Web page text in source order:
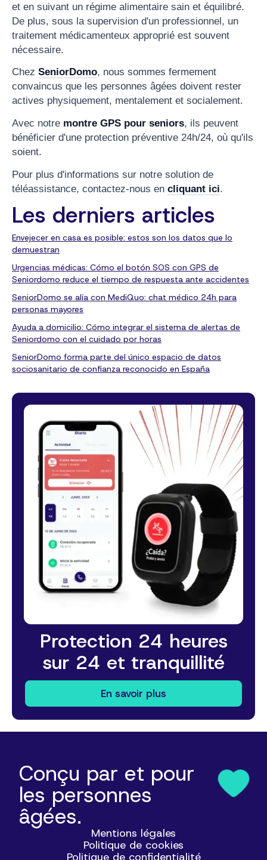
et en suivant un régime alimentaire sain et équilibré.
De plus, sous la supervision d'un professionnel, un
traitement médicamenteux approprié est souvent
nécessaire.
Chez SeniorDomo, nous sommes fermement
convaincus que les personnes âgées doivent rester
actives physiquement, mentalement et socialement.
Avec notre montre GPS pour seniors, ils peuvent
bénéficier d'une protection préventive 24h/24, où qu'ils
soient.
Pour plus d'informations sur notre solution de
téléassistance, contactez-nous en cliquant ici.
Les derniers articles
Envejecer en casa es posible: estos son los datos que lo
demuestran
Urgencias médicas: Cómo el botón SOS con GPS de
Seniordomo reduce el tiempo de respuesta ante accidentes
SeniorDomo se alía con MediQuo: chat médico 24h para
personas mayores
Ayuda a domicilio: Cómo integrar el sistema de alertas de
Seniordomo con el cuidado por horas
SeniorDomo forma parte del único espacio de datos
sociosanitario de confianza reconocido en España
Protection 24 heures
sur 24 et tranquillité
En savoir plus
Conçu par et pour
les personnes
âgées.
Mentions légales
Politique de cookies
Politique de confidentialité